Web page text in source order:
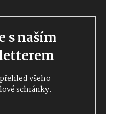
s naším
všeho
schránky.